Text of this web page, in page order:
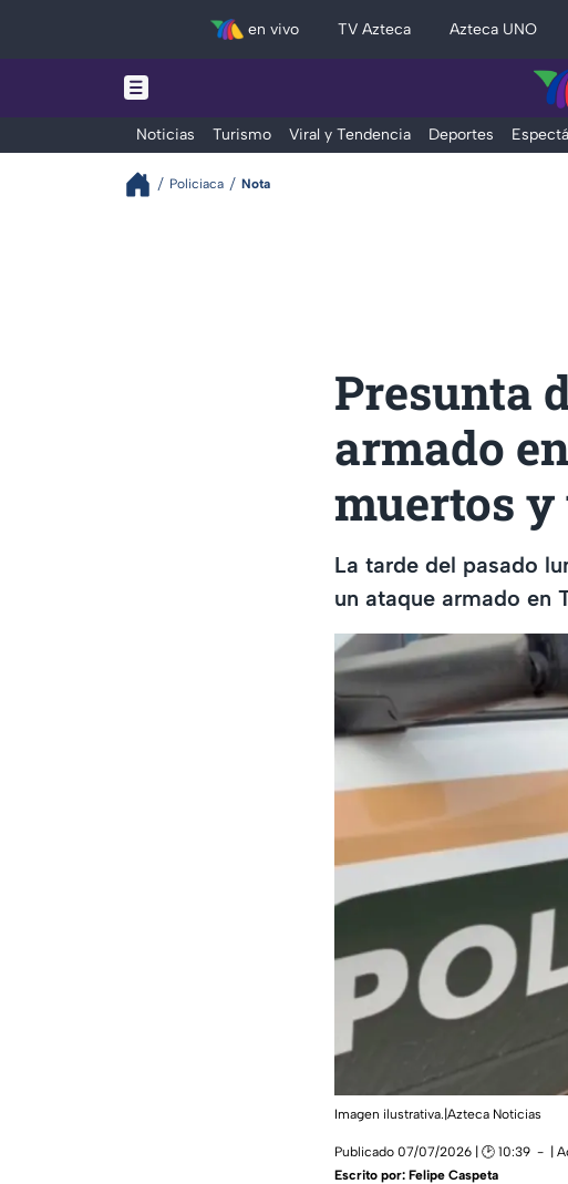
en vivo TV Azteca Azteca UNO
Noticias Turismo Viral y Tendencia Deportes
Policiaca Nota
Presunta
armado
muertos
La tarde del pasado
un ataque armado en
Imagen ilustrativa.|Azteca Noticias
Publicado 07/07/2026 | 🕑 10:39 |
Escrito por: Felipe Caspeta